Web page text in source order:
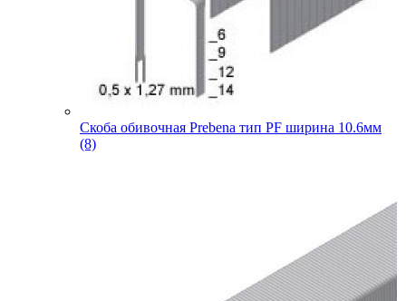
Скоба обивочная Prebena тип PF ширина 10.6мм
(8)